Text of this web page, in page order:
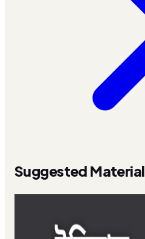
Suggested Material